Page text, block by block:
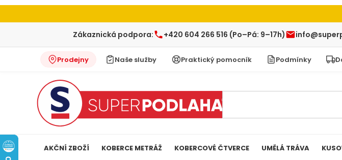
Zákaznická podpora: +420 604 266 516 (Po–Pá: 9–17h)
Prodejny Naše služby Praktický pomocník Podmínky
AKČNÍ ZBOŽÍ KOBERCE METRÁŽ KOBERCOVÉ ČTVERCE UMĚLÁ TRÁVA